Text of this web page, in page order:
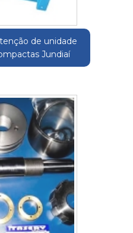
de unidade
Jundiaí